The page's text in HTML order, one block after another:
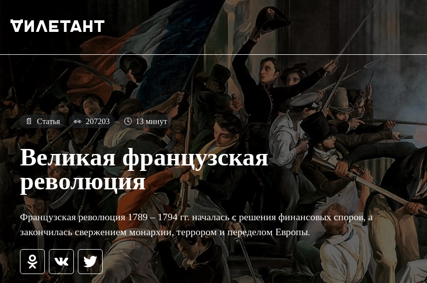
📄 Статья 👀 207203 🕓 13 минут
Великая французская
революция
Французская революция 1789 – 1794 гг. началась с решения финансовых споров, а
закончилась свержением монархии, террором и переделом Европы.